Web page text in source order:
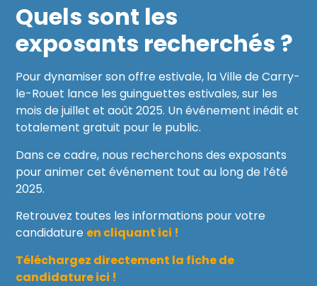
Quels sont les
exposants recherchés ?
Pour dynamiser son offre estivale, la Ville de Carry-
le-Rouet lance les guinguettes estivales, sur les
mois de juillet et août 2025. Un événement inédit et
totalement gratuit pour le public.
Dans ce cadre, nous recherchons des exposants
pour animer cet événement tout au long de l’été
2025.
Retrouvez toutes les informations pour votre
candidature en cliquant ici !
Téléchargez directement la fiche de
candidature ici !